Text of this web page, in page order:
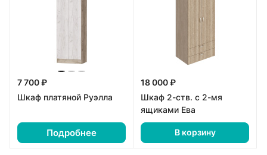
7 700 ₽
Шкаф платяной Руэлла
Подробнее
18 000 ₽
Шкаф 2-ств. с 2-мя
ящиками Ева
В корзину